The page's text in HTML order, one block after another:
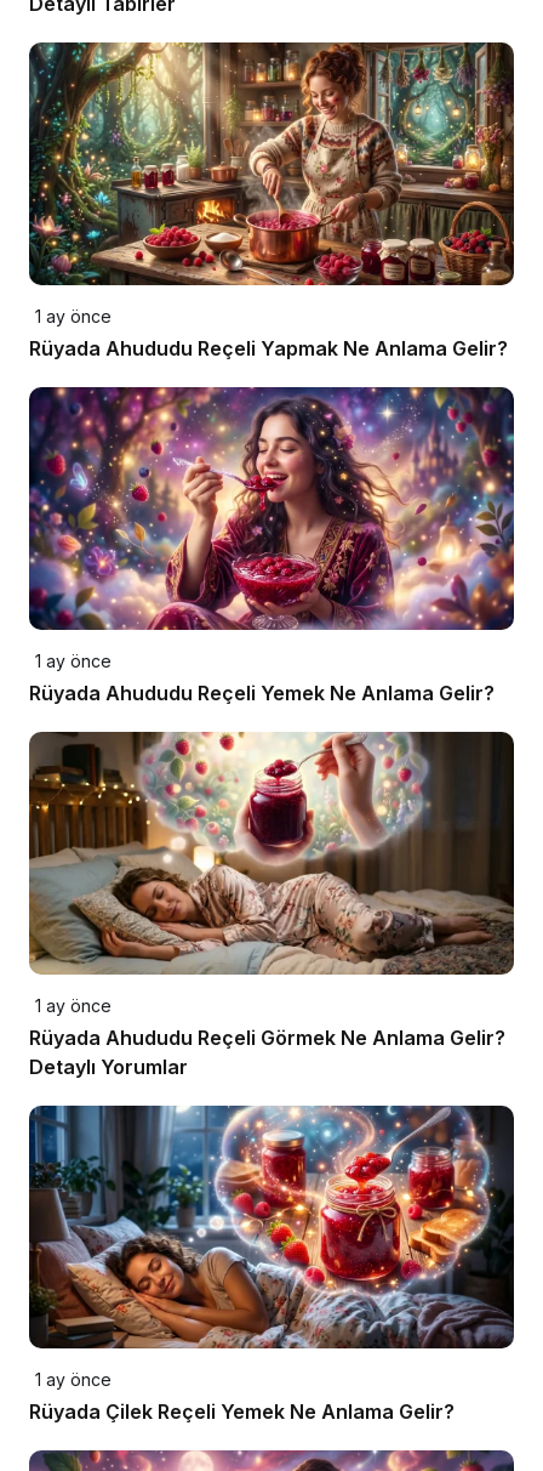
1 ay önce
Rüyada Ahududu Reçeli Yapmak Ne Anlama Gelir?
1 ay önce
Rüyada Ahududu Reçeli Yemek Ne Anlama Gelir?
1 ay önce
Rüyada Ahududu Reçeli Görmek Ne Anlama Gelir?
Detaylı Yorumlar
1 ay önce
Rüyada Çilek Reçeli Yemek Ne Anlama Gelir?